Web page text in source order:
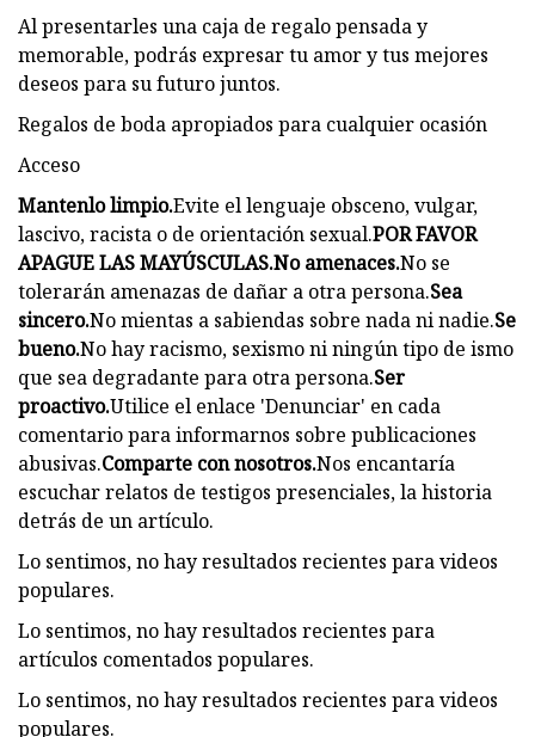
Al presentarles una caja de regalo pensada y
memorable, podrás expresar tu amor y tus mejores
deseos para su futuro juntos.
Regalos de boda apropiados para cualquier ocasión
Acceso
Mantenlo limpio.Evite el lenguaje obsceno, vulgar,
lascivo, racista o de orientación sexual.POR FAVOR
APAGUE LAS MAYÚSCULAS.No amenaces.No se
tolerarán amenazas de dañar a otra persona.Sea
sincero.No mientas a sabiendas sobre nada ni nadie.Se
bueno.No hay racismo, sexismo ni ningún tipo de ismo
que sea degradante para otra persona.Ser
proactivo.Utilice el enlace 'Denunciar' en cada
comentario para informarnos sobre publicaciones
abusivas.Comparte con nosotros.Nos encantaría
escuchar relatos de testigos presenciales, la historia
detrás de un artículo.
Lo sentimos, no hay resultados recientes para videos
populares.
Lo sentimos, no hay resultados recientes para
artículos comentados populares.
Lo sentimos, no hay resultados recientes para videos
populares.